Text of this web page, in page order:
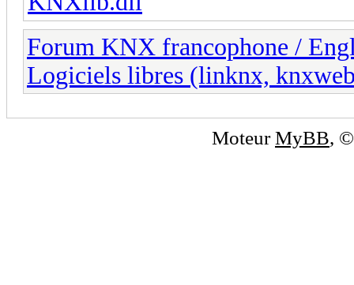
Forum KNX francophone /
Logiciels libres (linknx,
MoteurMyBB,